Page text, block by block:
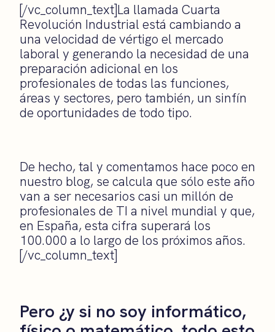
[/vc_column_text]La llamada Cuarta
Revolución Industrial está cambiando a
una velocidad de vértigo el mercado
laboral y generando la necesidad de una
preparación adicional en los
profesionales de todas las funciones,
áreas y sectores, pero también, un sinfín
de oportunidades de todo tipo.
De hecho, tal y comentamos hace poco en
nuestro blog, se calcula que sólo este año
van a ser necesarios casi un millón de
profesionales de TI a nivel mundial y que,
en España, esta cifra superará los
100.000 a lo largo de los próximos años.
[/vc_column_text]
Pero ¿y si no soy informático,